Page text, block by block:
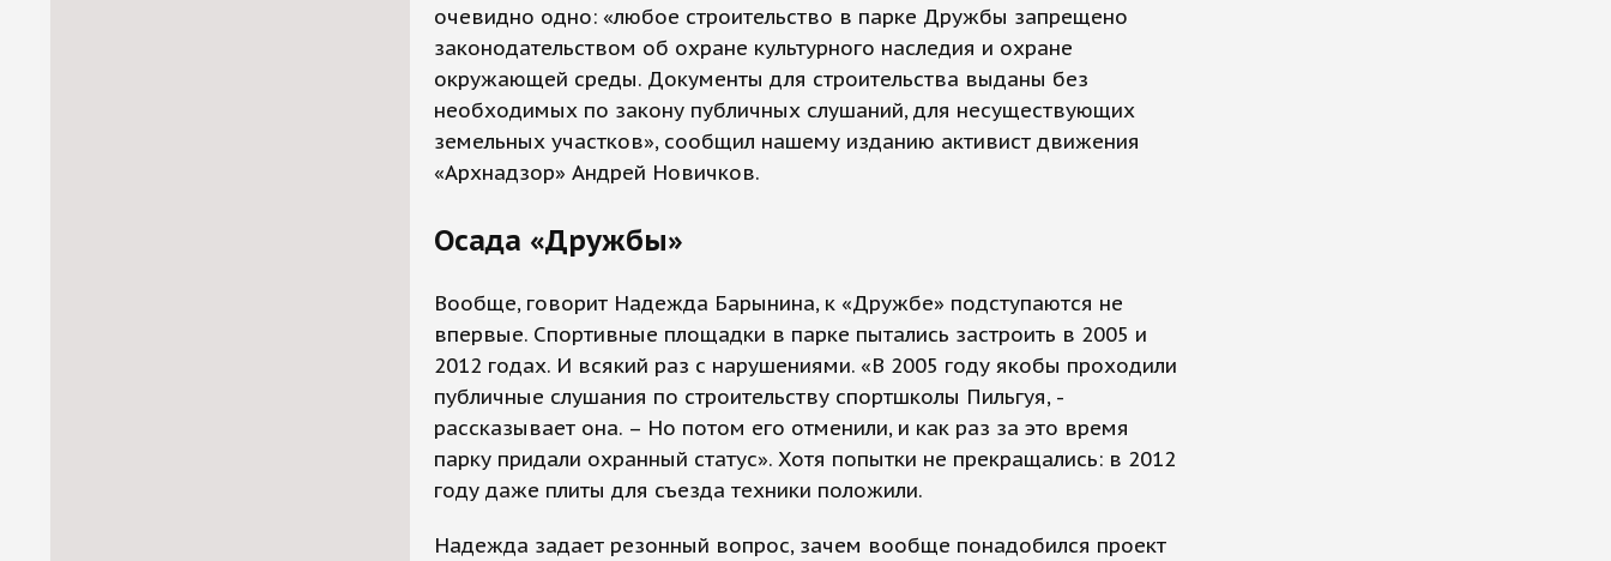
очевидно одно: «любое строительство в парке Дружбы запрещено
законодательством об охране культурного наследия и охране
окружающей среды. Документы для строительства выданы без
необходимых по закону публичных слушаний, для несуществующих
земельных участков», сообщил нашему изданию активист движения
«Архнадзор» Андрей Новичков.
Осада «Дружбы»
Вообще, говорит Надежда Барынина, к «Дружбе» подступаются не
впервые. Спортивные площадки в парке пытались застроить в 2005 и
2012 годах. И всякий раз с нарушениями. «В 2005 году якобы проходили
публичные слушания по строительству спортшколы Пильгуя, -
рассказывает она. – Но потом его отменили, и как раз за это время
парку придали охранный статус». Хотя попытки не прекращались: в 2012
году даже плиты для съезда техники положили.
Надежда задает резонный вопрос, зачем вообще понадобился проект